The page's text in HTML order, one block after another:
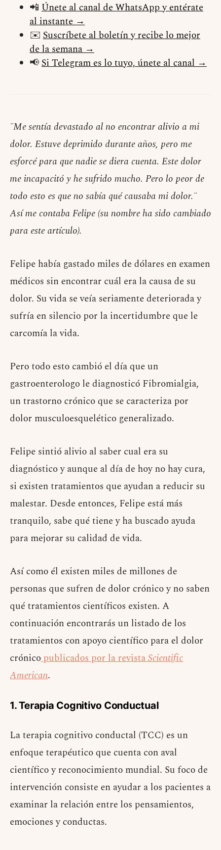
📲 Únete al canal de WhatsApp y entérate
al instante →
✉️ Suscríbete al boletín y recibe lo mejor
de la semana →
📢Si Telegram es lo tuyo, únete al canal →
¨Me sentía devastado al no encontrar alivio a mi
dolor. Estuve deprimido durante años, pero me
esforcé para que nadie se diera cuenta. Este dolor
me incapacitó y he sufrido mucho. Pero lo peor de
todo esto es que no sabía qué causaba mi dolor.¨
Así me contaba Felipe (su nombre ha sido cambiado
para este artículo).
Felipe había gastado miles de dólares en examen
médicos sin encontrar cuál era la causa de su
dolor. Su vida se veía seriamente deteriorada y
sufría en silencio por la incertidumbre que le
carcomía la vida.
Pero todo esto cambió el día que un
gastroenterologo le diagnosticó Fibromialgia,
un trastorno crónico que se caracteriza por
dolor musculoesquelético generalizado.
Felipe sintió alivio al saber cual era su
diagnóstico y aunque al día de hoy no hay cura,
si existen tratamientos que ayudan a reducir su
malestar. Desde entonces, Felipe está más
tranquilo, sabe qué tiene y ha buscado ayuda
para mejorar su calidad de vida.
Así como él existen miles de millones de
personas que sufren de dolor crónico y no saben
qué tratamientos científicos existen. A
continuación encontrarás un listado de los
tratamientos con apoyo científico para el dolor
crónicopublicados por la revistaScientific
American.
1. Terapia Cognitivo Conductual
La terapia cognitivo conductal (TCC) es un
enfoque terapéutico que cuenta con aval
científico y reconocimiento mundial. Su foco de
intervención consiste en ayudar a los pacientes a
examinar la relación entre los pensamientos,
emociones y conductas.